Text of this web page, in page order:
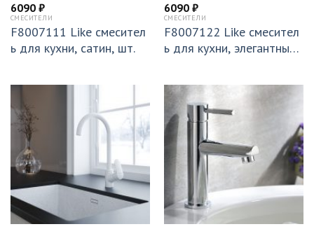
6090 ₽
СМЕСИТЕЛИ
F8007111 Like смесител
ь для кухни, сатин, шт.
6090 ₽
СМЕСИТЕЛИ
F8007122 Like смесител
ь для кухни, элегантный